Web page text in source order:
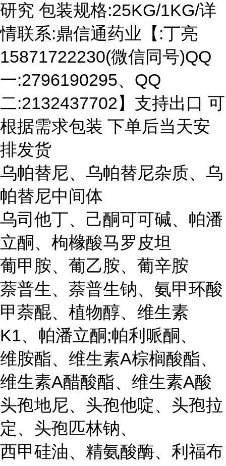
研究 包装规格:25KG/1KG/详
情联系:鼎信通药业【:丁亮
15871722230(微信同号)QQ
一:2796190295、QQ
二:2132437702】支持出口 可
根据需求包装 下单后当天安
排发货
乌帕替尼、乌帕替尼杂质、乌
帕替尼中间体
乌司他丁、己酮可可碱、帕潘
立酮、枸橼酸马罗皮坦
葡甲胺、葡乙胺、葡辛胺
萘普生、萘普生钠、氨甲环酸
甲萘醌、植物醇、维生素
K1、帕潘立酮;帕利哌酮、
维胺酯、维生素A棕榈酸酯、
维生素A醋酸酯、维生素A酸
头孢地尼、头孢他啶、头孢拉
定、头孢匹林钠、
西甲硅油、精氨酸酶、利福布